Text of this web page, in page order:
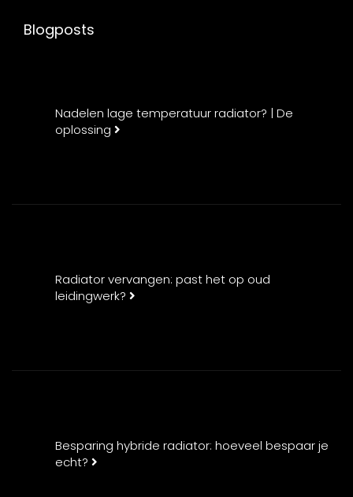
Blogposts
Nadelen lage temperatuur radiator? | De
oplossing
Radiator vervangen: past het op oud
leidingwerk?
Besparing hybride radiator: hoeveel bespaar je
echt?